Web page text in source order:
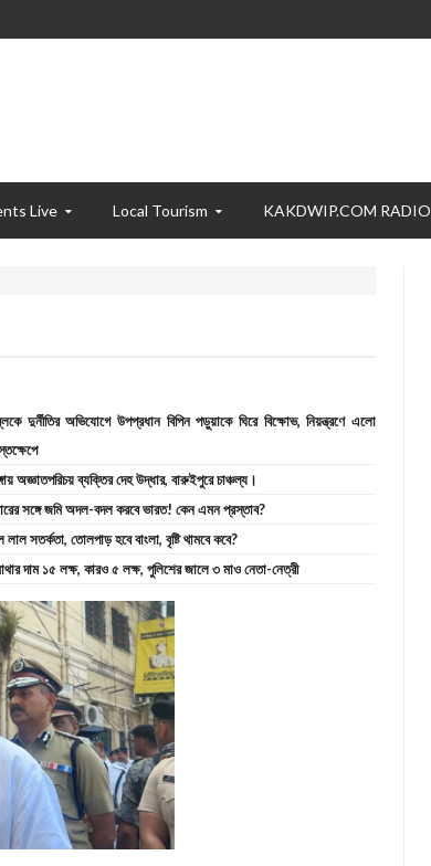
Live Local Tourism KAKDWIP.COM RADIO
দুর্নীতির অভিযোগে উপপ্রধান বিপিন পড়ুয়াকে ঘিরে বিক্ষোভ, নিয়ন্ত্রণে এলো
অজ্ঞাতপরিচয় ব্যক্তির দেহ উদ্ধার, বারুইপুরে চাঞ্চল্য।
সঙ্গে জমি অদল-বদল করবে ভারত! কেন এমন প্রস্তাব?
লাল সতর্কতা, তোলপাড় হবে বাংলা, বৃষ্টি থামবে কবে?
দাম ১৫ লক্ষ, কারও ৫ লক্ষ, পুলিশের জালে ৩ মাও নেতা-নেত্রী